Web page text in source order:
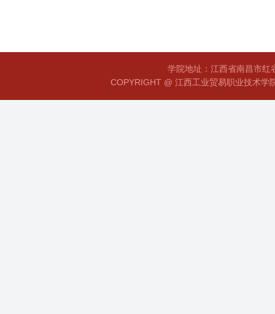
学院地址：江西省南昌市
COPYRIGHT @ 江西工业贸易职业技术